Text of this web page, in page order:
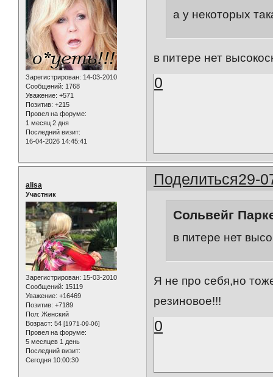
Зарегистрирован: 14-03-2010
Сообщений: 1768
Уважение: +571
Позитив: +215
Провел на форуме:
1 месяц 2 дня
Последний визит:
16-04-2026 14:45:41
а у некоторых
в питере нет
0
Поделиться29-
alisa
Участник
Зарегистрирован: 15-03-2010
Сообщений: 15119
Уважение: +16469
Позитив: +7189
Пол: Женский
Возраст: 54 [1971-09-06]
Провел на форуме:
5 месяцев 1 день
Последний визит:
Сегодня 10:00:30
Сольвейг
в питере нет
Я не про себя,но
резиновое!!!
0